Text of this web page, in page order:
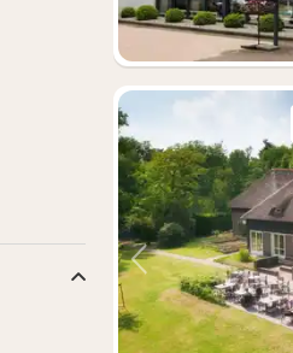
Vorige foto